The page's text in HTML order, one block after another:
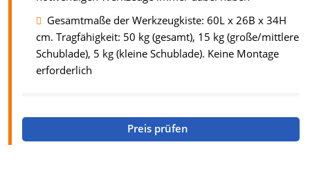
Gesamtmaße der Werkzeugkiste: 60L x 26B x 34H
cm. Tragfähigkeit: 50 kg (gesamt), 15 kg (große/mittlere
Schublade), 5 kg (kleine Schublade). Keine Montage
erforderlich
Preis prüfen